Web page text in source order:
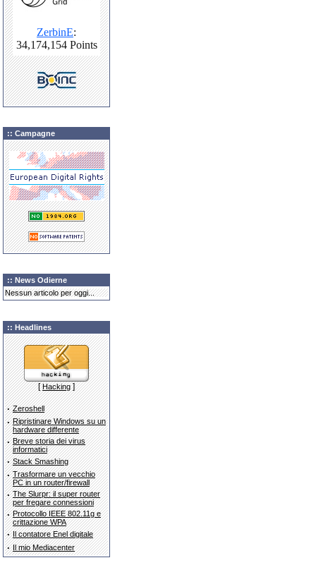
:: Campagne
:: News Odierne
Nessun articolo per oggi...
:: Headlines
[Hacking]
· Zeroshell
· Ripristinare Windows su un
hardware differente
· Breve storia dei virus
informatici
· Stack Smashing
· Trasformare un vecchio
PC in un router/firewall
· The Slurpr: il super router
per fregare connessioni
· Protocollo IEEE 802.11g e
crittazione WPA
· Il contatore Enel digitale
· Il mio Mediacenter